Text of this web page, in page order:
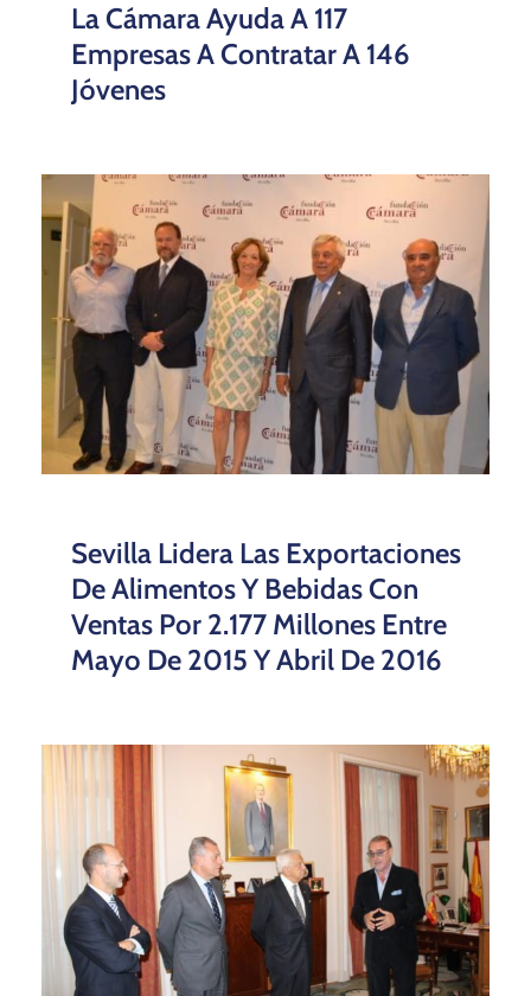
La Cámara Ayuda A 117
Empresas A Contratar A 146
Jóvenes
Sevilla Lidera Las Exportaciones
De Alimentos Y Bebidas Con
Ventas Por 2.177 Millones Entre
Mayo De 2015 Y Abril De 2016